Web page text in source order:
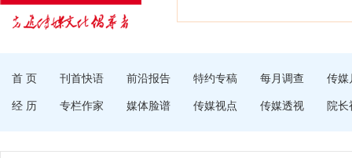
首 页 刊首快语 前沿报告 特约专稿 每月调查 传媒
经 历 专栏作家 媒体脸谱 传媒视点 传媒透视 院长